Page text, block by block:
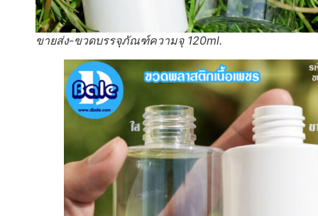
ขายส่ง-ขวดบรรจุภัณฑ์ความจุ 120ml.